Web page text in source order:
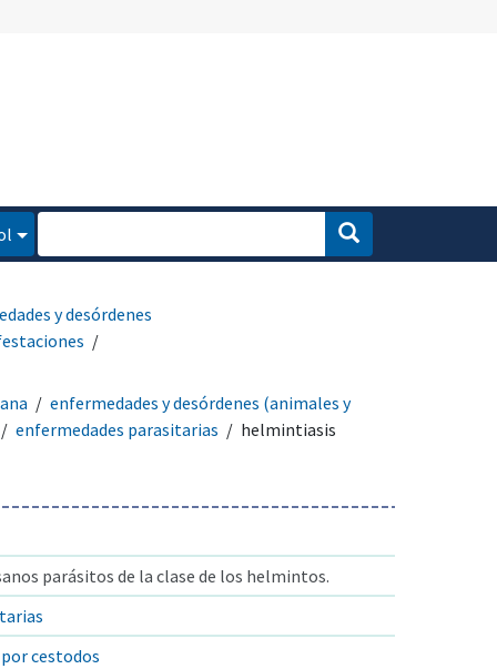
y desórdenes
enfermedades y desórdenes (animales y
enfermedades parasitarias
helmintiasis
parásitos de la clase de los helmintos.
cestodos